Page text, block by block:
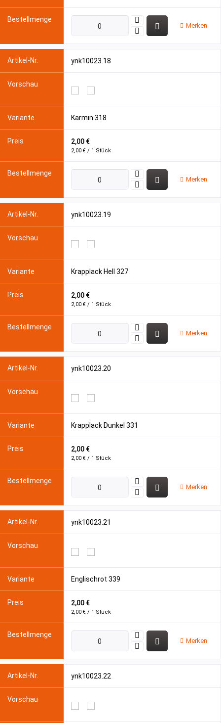
Merken
ynk10023.18
Karmin 318
2,00 €
2,00 € / 1 Stück
Merken
ynk10023.19
Krapplack Hell 327
2,00 €
2,00 € / 1 Stück
Merken
ynk10023.20
Krapplack Dunkel 331
2,00 €
2,00 € / 1 Stück
Merken
ynk10023.21
Englischrot 339
2,00 €
2,00 € / 1 Stück
Merken
ynk10023.22